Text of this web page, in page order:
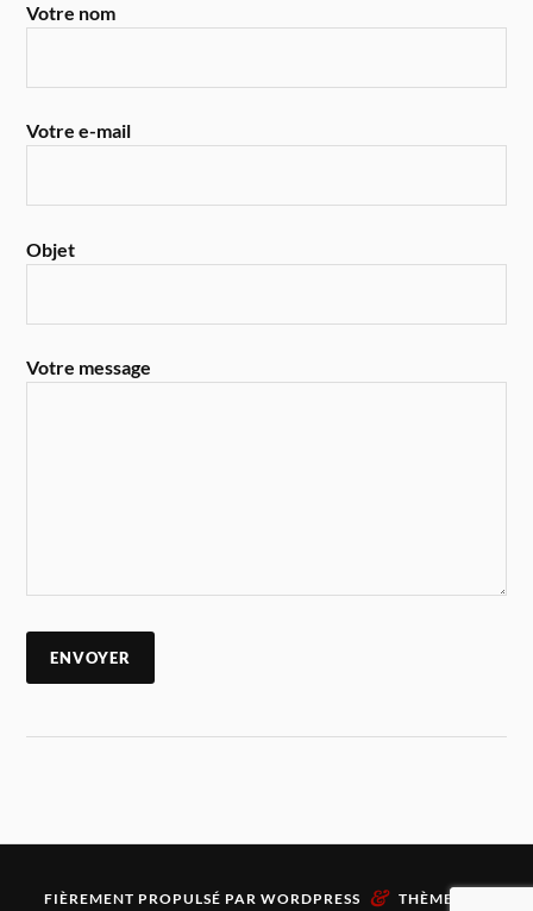
Votre nom
Votre e-mail
Objet
Votre message
FIÈREMENT PROPULSÉ PAR WORDPRESS & THÈME PAR